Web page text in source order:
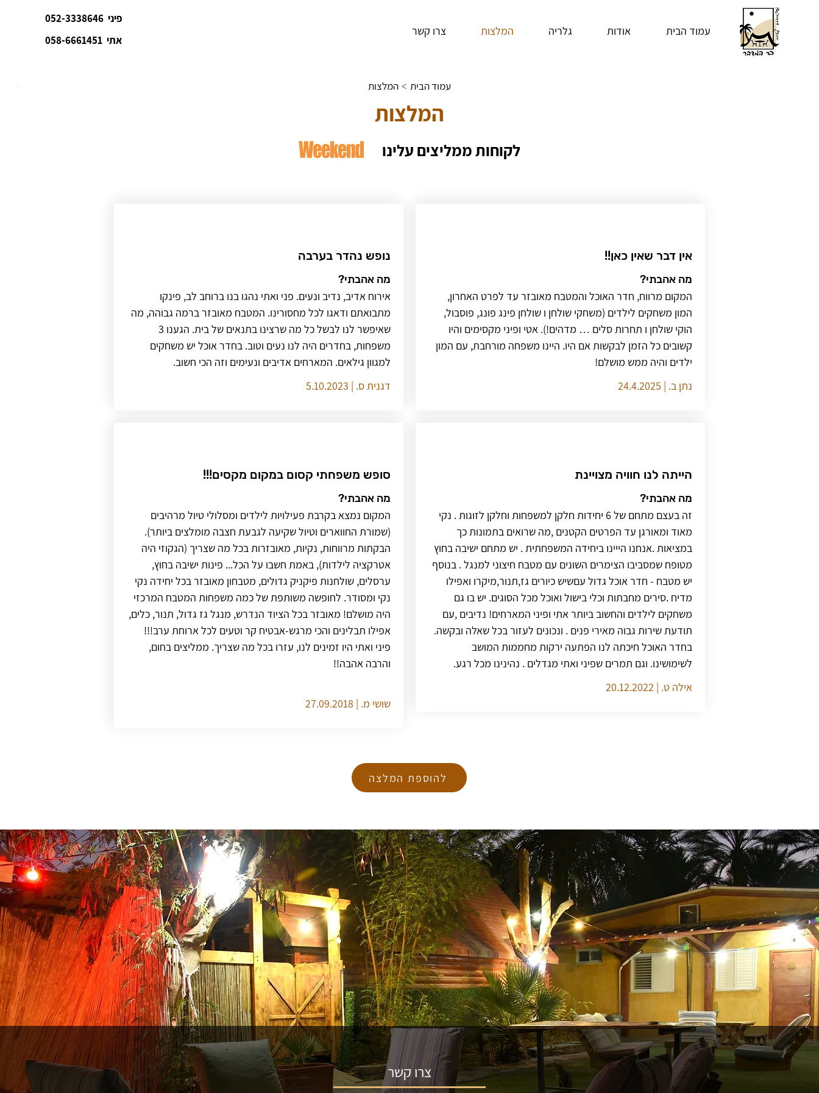
פיני052-3338646
אתי058-6661451
עמוד הבית אודות גלריה המלצות צרו קשר
עמוד הבית > המלצות
המלצות
לקוחות ממליצים עלינו
אין דבר שאין כאן!!
מה אהבתי?
המקום מרווח, חדר האוכל והמטבח מאובזר עד לפרט האחרון,
המון משחקים לילדים (משחקי שולחן ו שולחן פינג פונג, פוסבול,
הוקי שולחן ו תחרות סלים … מדהים!). אטי ופיני מקסימים והיו
קשובים כל הזמן לבקשות אם היו. היינו משפחה מורחבת, עם המון
ילדים והיה ממש מושלם!
נתן ב. | 24.4.2025
הייתה לנו חוויה מצויינת
מה אהבתי?
זה בעצם מתחם של 6 יחידות חלקן למשפחות וחלקן לזוגות . נקי
מאוד ומאורגן עד הפרטים הקטנים ,מה שרואים בתמונות כך
במציאות .אנחנו הייינו ביחידה המשפחתית . יש מתחם ישיבה בחוץ
מטופח שמסביבו הצימרים השונים עם מטבח חיצוני למנגל . בנוסף
יש מטבח - חדר אוכל גדול עםשיש כיורים גז,תנור,מיקרו ואפילו
מדיח .סירים מחבתות וכלי בישול ואוכל מכל הסוגים. יש בו גם
משחקים לילדים והחשוב ביותר אתי ופיני המארחים! נדיבים ,עם
תודעת שירות גבוה מאירי פנים . ונכונים לעזור בכל שאלה ובקשה.
בחדר האוכל חיכתה לנו הפתעה ירקות מחממות המושב
לשימושינו. וגם תמרים שפיני ואתי מגדלים . נהינינו מכל רגע.
אילה ט. | 20.12.2022
נופש נהדר בערבה
מה אהבתי?
אירוח אדיב, נדיב ונעים. פני ואתי נהגו בנו ברוחב לב, פינקו
מתבואתם ודאגו לכל מחסורינו. המטבח מאובזר ברמה גבוהה, מה
שאיפשר לנו לבשל כל מה שרצינו בתנאים של בית. הגענו 3
משפחות, בחדרים היה לנו נעים וטוב. בחדר אוכל יש משחקים
למגוון גילאים. המארחים אדיבים ונעימים וזה הכי חשוב.
דגנית ס. | 5.10.2023
סופש משפחתי קסום במקום מקסים!!!
מה אהבתי?
המקום נמצא בקרבת פעילויות לילדים ומסלולי טיול מרהיבים
(שמורת החווארים וטיול שקיעה לגבעת חצבה מומלצים ביותר).
הבקתות מרווחות, נקיות, מאובזרות בכל מה שצריך (הגקוזי היה
אטרקציה לילדות), באמת חשבו על הכל... פינות ישיבה בחוץ,
ערסלים, שולחנות פיקניק גדולים, מטבחון מאובזר בכל יחידה נקי
נקי ומסודר. לחופשה משותפת של כמה משפחות המטבח המרכזי
היה מושלם! מאובזר בכל הציוד הנדרש, מנגל גז גדול, תנור, כלים,
אפילו תבלינים והכי מרגש-אבטיח קר וטעים לכל ארוחת ערב!!!
פיני ואתי היו זמינים לנו, עזרו בכל מה שצריך. ממליצים בחום,
והרבה אהבה!!
שושי מ. | 27.09.2018
להוספת המלצה
צרו קשר